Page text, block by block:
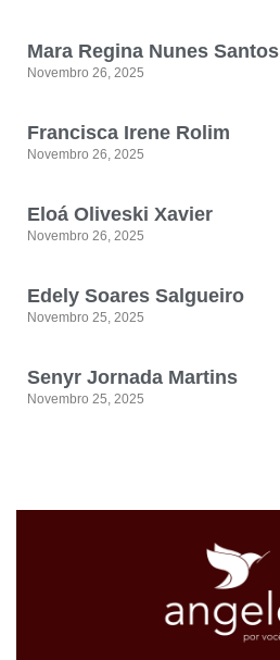
Mara Regina Nunes Santos
Novembro 26, 2025
Francisca Irene Rolim
Novembro 26, 2025
Eloá Oliveski Xavier
Novembro 26, 2025
Edely Soares Salgueiro
Novembro 25, 2025
Senyr Jornada Martins
Novembro 25, 2025